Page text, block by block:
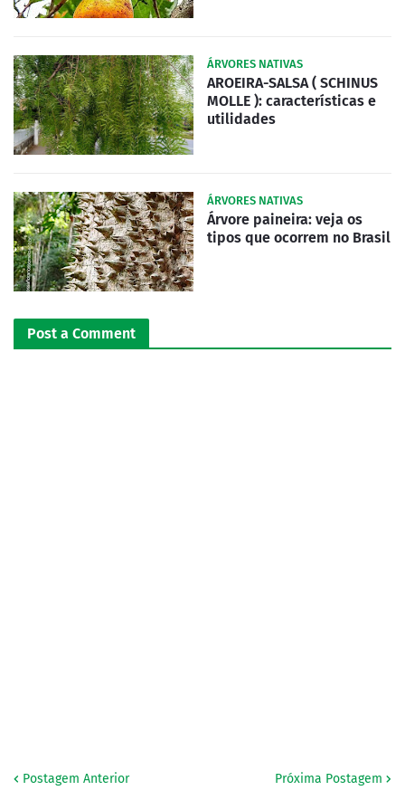
ÁRVORES NATIVAS
AROEIRA-SALSA ( SCHINUS
MOLLE ): características e
utilidades
ÁRVORES NATIVAS
Árvore paineira: veja os
tipos que ocorrem no Brasil
Post a Comment
Postagem Anterior Próxima Postagem